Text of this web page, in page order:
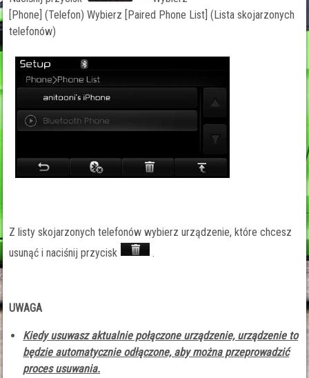
[Phone] (Telefon) Wybierz [Paired Phone List] (Lista skojarzonych
telefonów)
Z listy skojarzonych telefonów wybierz urządzenie, które chcesz
usunąć i naciśnij przycisk
.
UWAGA
Kiedy usuwasz aktualnie połączone urządzenie, urządzenie to
będzie automatycznie odłączone, aby można przeprowadzić
proces usuwania.